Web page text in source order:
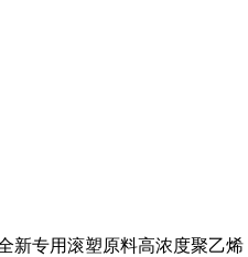
新专用滚塑原料高浓度聚乙烯